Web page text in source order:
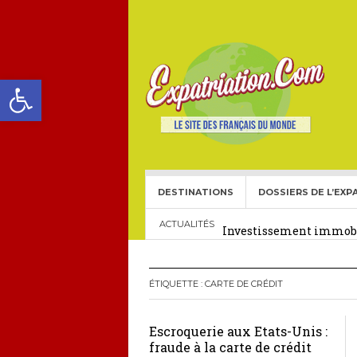
Ouvrir la barre d’outils
DESTINATIONS DOSSIERS DE
ACTUALITÉS
Choisir une école
Investissement
Crédit Immobilier pour
Le visa américain Gold
Héritage pour Français
ÉTIQUETTE : CARTE DE CRÉDIT
Escroquerie aux Etats-Unis :
fraude à la carte de crédit